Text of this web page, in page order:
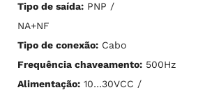
Tipo de saída: PNP /
NA+NF
Tipo de conexão: Cabo
Frequência chaveamento: 500Hz
Alimentação: 10…30VCC /